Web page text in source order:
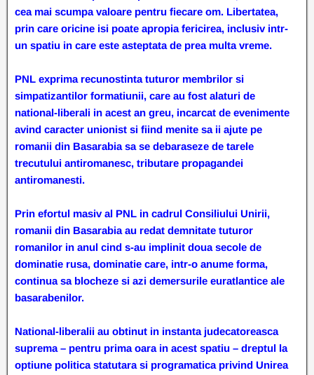
cea mai scumpa valoare pentru fiecare om. Libertatea,
prin care oricine isi poate apropia fericirea, inclusiv intr-
un spatiu in care este asteptata de prea multa vreme.
PNL exprima recunostinta tuturor membrilor si
simpatizantilor formatiunii, care au fost alaturi de
national-liberali in acest an greu, incarcat de evenimente
avind caracter unionist si fiind menite sa ii ajute pe
romanii din Basarabia sa se debaraseze de tarele
trecutului antiromanesc, tributare propagandei
antiromanesti.
Prin efortul masiv al PNL in cadrul Consiliului Unirii,
romanii din Basarabia au redat demnitate tuturor
romanilor in anul cind s-au implinit doua secole de
dominatie rusa, dominatie care, intr-o anume forma,
continua sa blocheze si azi demersurile euratlantice ale
basarabenilor.
National-liberalii au obtinut in instanta judecatoreasca
suprema – pentru prima oara in acest spatiu – dreptul la
optiune politica statutara si programatica privind Unirea